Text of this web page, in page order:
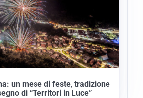
un mese di feste, tradizione
di “Territori in Luce”